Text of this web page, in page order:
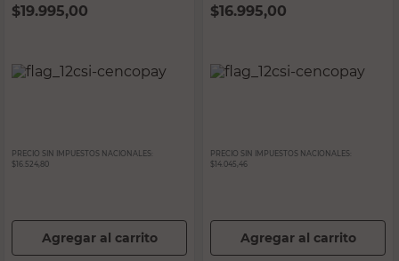
$19.995,00
PRECIO SIN IMPUESTOS NACIONALES:
$16.524,80
Agregar al carrito
$16.995,00
PRECIO SIN IMPUESTOS NACIONALES:
$14.045,46
Agregar al carrito